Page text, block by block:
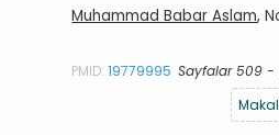
Muhammad Babar Aslam,
PMID:19779995 Sayfalar 509 -